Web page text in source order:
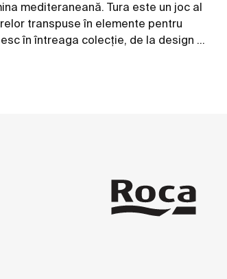
mediteraneană. Tura este un joc al
transpuse în elemente pentru
în întreaga colecție, de la design și